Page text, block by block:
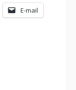
E-mail